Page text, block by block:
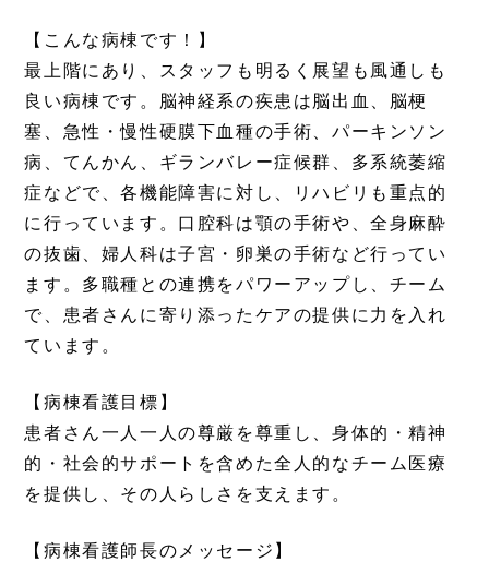
【こんな病棟です！】
最上階にあり、スタッフも明るく展望も風通しも
良い病棟です。脳神経系の疾患は脳出血、脳梗
塞、急性・慢性硬膜下血種の手術、パーキンソン
病、てんかん、ギランバレー症候群、多系統萎縮
症などで、各機能障害に対し、リハビリも重点的
に行っています。口腔科は顎の手術や、全身麻酔
の抜歯、婦人科は子宮・卵巣の手術など行ってい
ます。多職種との連携をパワーアップし、チーム
で、患者さんに寄り添ったケアの提供に力を入れ
ています。
【病棟看護目標】
患者さん一人一人の尊厳を尊重し、身体的・精神
的・社会的サポートを含めた全人的なチーム医療
を提供し、その人らしさを支えます。
【病棟看護師長のメッセージ】